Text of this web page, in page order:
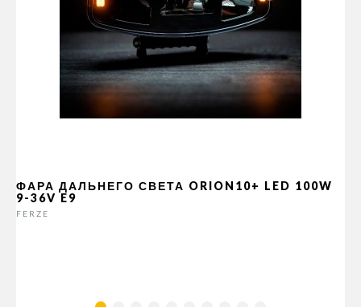
ФАРА ДАЛЬНЕГО СВЕТА ORION10+ LED 100W
9-36V E9
FERZE